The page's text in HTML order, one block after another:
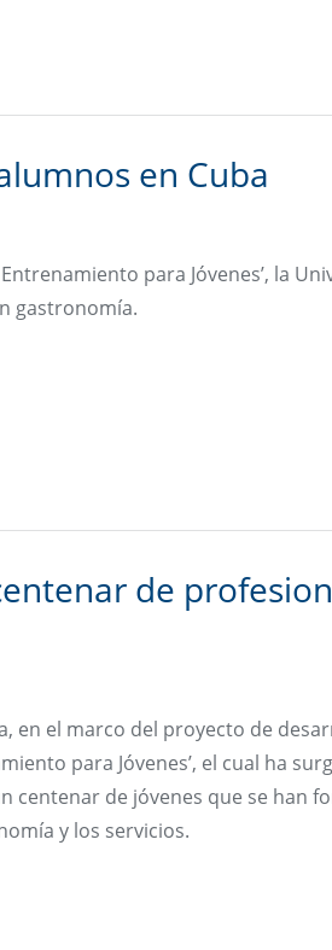
en Cuba
para Jóvenes’, la
gastronomía.
de
en el marco del proyecto de
para Jóvenes’, el cual ha
centenar de jóvenes que se han
y los servicios.